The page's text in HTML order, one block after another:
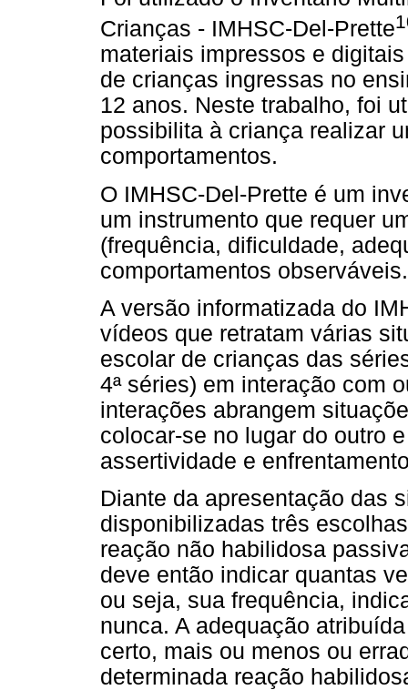
Crianças - IMHSC-Del-Prette
materiais impressos e
de crianças ingressas no
12 anos. Neste trabalho, foi
possibilita à criança realizar
comportamentos.
O IMHSC-Del-Prette é um
um instrumento que requer
(frequência, dificuldade,
comportamentos observáveis.
A versão informatizada do
vídeos que retratam várias
escolar de crianças das
4ª séries) em interação com
interações abrangem
colocar-se no lugar do outro
assertividade e
Diante da apresentação das
disponibilizadas três
reação não habilidosa
deve então indicar quantas
ou seja, sua frequência,
nunca. A adequação
certo, mais ou menos ou
determinada reação